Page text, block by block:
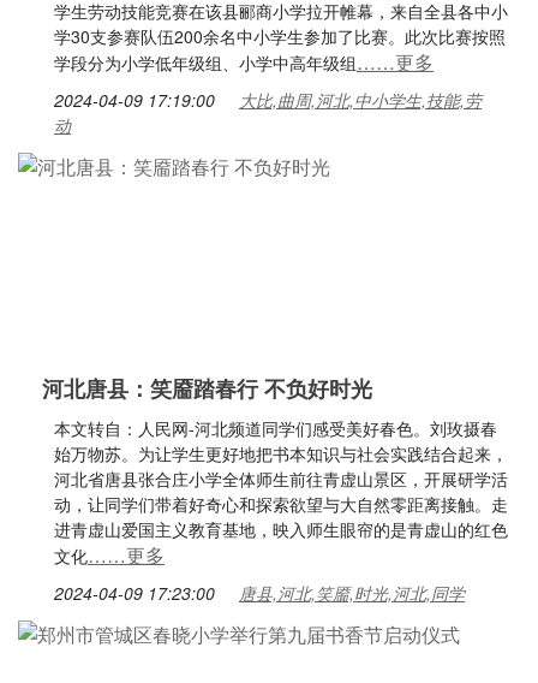
学生劳动技能竞赛在该县郦商小学拉开帷幕，来自全县各中小
学30支参赛队伍200余名中小学生参加了比赛。此次比赛按照
学段分为小学低年级组、小学中高年级组……更多
2024-04-09 17:19:00
大比,曲周,河北,中小学生,技能,劳
动
河北唐县：笑靥踏春行 不负好时光
本文转自：人民网-河北频道同学们感受美好春色。刘玫摄春
始万物苏。为让学生更好地把书本知识与社会实践结合起来，
河北省唐县张合庄小学全体师生前往青虚山景区，开展研学活
动，让同学们带着好奇心和探索欲望与大自然零距离接触。走
进青虚山爱国主义教育基地，映入师生眼帘的是青虚山的红色
文化……更多
2024-04-09 17:23:00 唐县,河北,笑靥,时光,河北,同学